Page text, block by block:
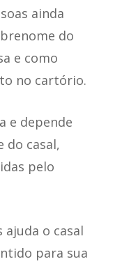
ainda
do
e como
no cartório.
e depende
do casal,
pelo
ajuda o casal
para sua